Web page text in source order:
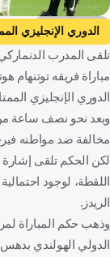
Getty Images
الدوري الإنجليزي
توتنهام هوتسبير
تلقى المدرب
الدوري الإنجليزي
وبعد نحو نصف ساعة من
مخالفة ضد مواطنه
لكن الحكم تلقى إشارة
اللقطة، لوجود
الريدز.
وذهب حكم المباراة
الدولي الهولندي